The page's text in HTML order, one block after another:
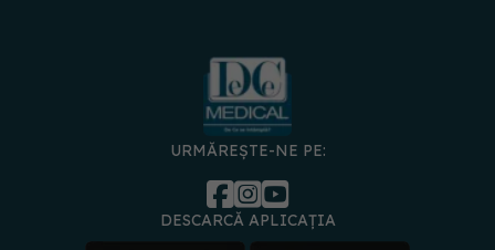
URMĂREȘTE-NE PE:
DESCARCĂ APLICAȚIA